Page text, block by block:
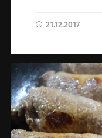
21.12.2017